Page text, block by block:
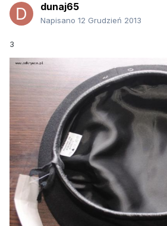
dunaj65
Napisano 12 Grudzień 2013
3